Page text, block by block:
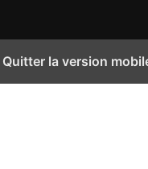
Quitter la version